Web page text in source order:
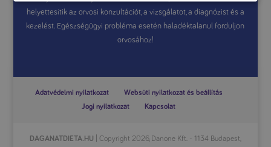
helyettesítik az orvosi konzultációt, a vizsgálatot, a diagnózist és a
kezelést. Egészségügyi probléma esetén haladéktalanul forduljon
orvosához!
Adatvédelmi nyilatkozat
Websüti nyilatkozat és beállítás
Jogi nyilatkozat
Kapcsolat
DAGANATDIETA.HU | Copyright 2026, Danone Kft. - 1134 Budapest,